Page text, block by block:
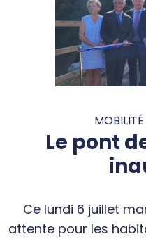
Le pont
Ce lundi 6 juillet
attente pour les